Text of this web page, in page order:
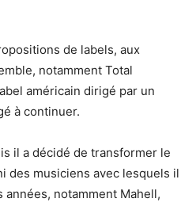
de labels, aux
notamment Total
américain dirigé par un
à continuer.
il a décidé de transformer le
des musiciens avec lesquels il
notamment Mahell,